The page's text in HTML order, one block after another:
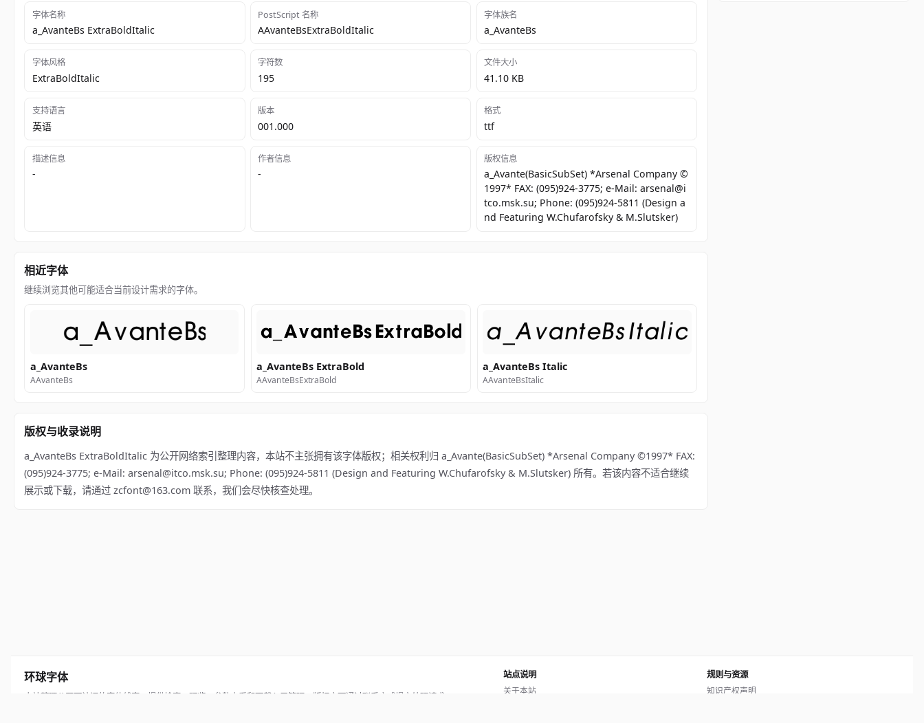
字体名称
a_AvanteBs ExtraBoldItalic
PostScript 名称
AAvanteBsExtraBoldItalic
字体族名
a_AvanteBs
字体风格
ExtraBoldItalic
字符数
195
文件大小
41.10 KB
支持语言
英语
版本
001.000
格式
ttf
描述信息
-
作者信息
-
版权信息
a_Avante(BasicSubSet) *Arsenal Company ©
1997* FAX: (095)924-3775; e-Mail: arsenal@i
tco.msk.su; Phone: (095)924-5811 (Design a
nd Featuring W.Chufarofsky & M.Slutsker)
相近字体
继续浏览其他可能适合当前设计需求的字体。
a_AvanteBs
AAvanteBs
a_AvanteBs ExtraBold
AAvanteBsExtraBold
a_AvanteBs Italic
AAvanteBsItalic
版权与收录说明
a_AvanteBs ExtraBoldItalic 为公开网络索引整理内容，本站不主张拥有该字体版权；相关权利归 a_Avante(BasicSubSet) *Arsenal Company ©1997* FAX:
(095)924-3775; e-Mail: arsenal@itco.msk.su; Phone: (095)924-5811 (Design and Featuring W.Chufarofsky & M.Slutsker) 所有。若该内容不适合继续
展示或下载，请通过 zcfont@163.com 联系，我们会尽快核查处理。
环球字体
本站整理公开可访问的字体线索，提供检索、预览、参数查看和下载入口管理。版权方可通过联系方式提交处理请求。
站点说明
关于本站
规则与资源
知识产权声明